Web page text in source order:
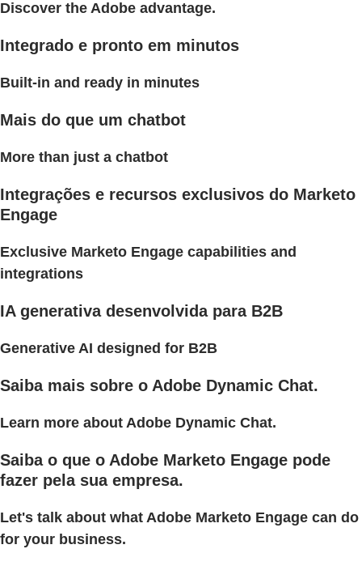
Discover the Adobe advantage.
Integrado e pronto em minutos
Built-in and ready in minutes
Mais do que um chatbot
More than just a chatbot
Integrações e recursos exclusivos do Marketo
Engage
Exclusive Marketo Engage capabilities and
integrations
IA generativa desenvolvida para B2B
Generative AI designed for B2B
Saiba mais sobre o Adobe Dynamic Chat.
Learn more about Adobe Dynamic Chat.
Saiba o que o Adobe Marketo Engage pode
fazer pela sua empresa.
Let's talk about what Adobe Marketo Engage can do
for your business.